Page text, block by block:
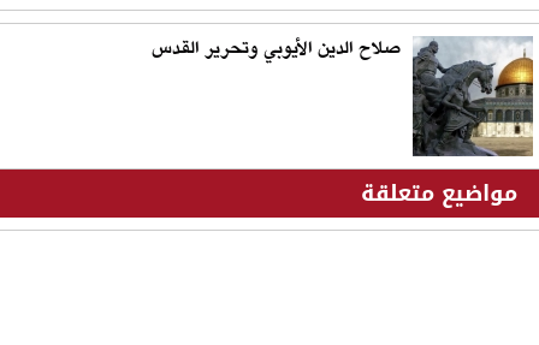
صلاح الدين الأيوبي وتحرير القدس
مواضيع متعلقة